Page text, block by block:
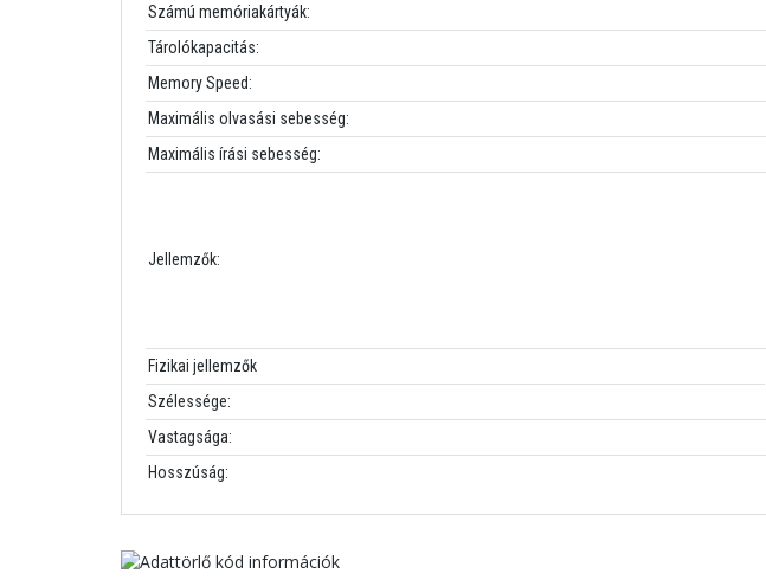
Számú memóriakártyák:
Tárolókapacitás:
Memory Speed:
Maximális olvasási sebesség:
Maximális írási sebesség:
Jellemzők:
Fizikai jellemzők
Szélessége:
Vastagsága:
Hosszúság: